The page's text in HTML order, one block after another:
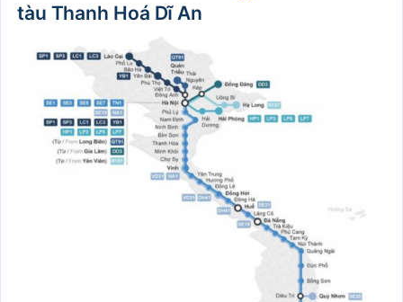
tàu Thanh Hoá Dĩ An